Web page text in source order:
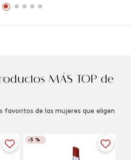
MÁS TOP de
favoritos de las mujeres que eligen
-5 %